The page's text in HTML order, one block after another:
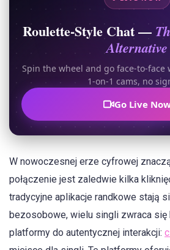
Roulette-Style Chat —
Alternative
Spin the wheel and go face-to-face
1-on-1 cams, no
Go Live
W nowoczesnej erze cyfrowej
połączenie jest zaledwie kilka
tradycyjne aplikacje randkowe stają
bezosobowe, wielu singli zwraca się
platformy do autentycznej interakcji: